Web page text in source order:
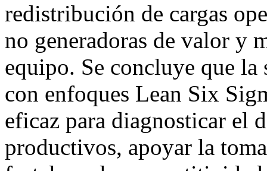
redistribución de cargas
no generadoras de valor y
equipo. Se concluye que
con enfoques Lean Six
eficaz para diagnosticar el
productivos, apoyar la